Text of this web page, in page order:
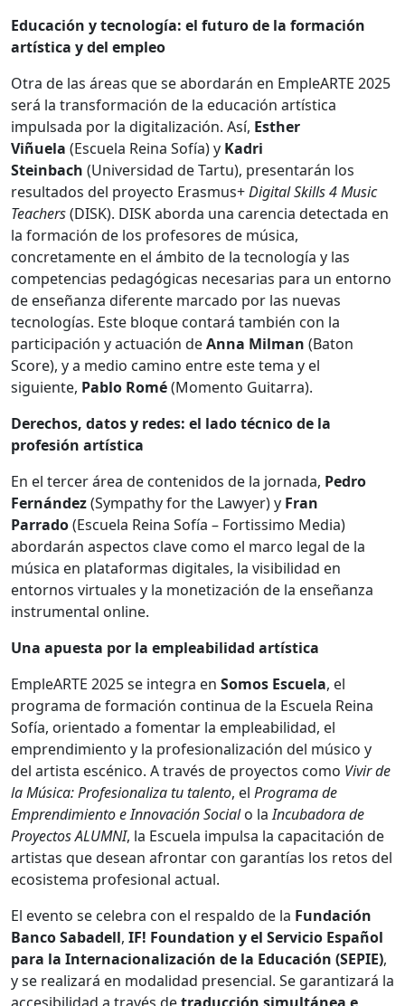
Educación y tecnología: el futuro de la formación
artística y del empleo
Otra de las áreas que se abordarán en EmpleARTE 2025
será la transformación de la educación artística
impulsada por la digitalización. Así, Esther
Viñuela (Escuela Reina Sofía) y Kadri
Steinbach (Universidad de Tartu), presentarán los
resultados del proyecto Erasmus+Digital Skills 4 Music
Teachers(DISK). DISK aborda una carencia detectada en
la formación de los profesores de música,
concretamente en el ámbito de la tecnología y las
competencias pedagógicas necesarias para un entorno
de enseñanza diferente marcado por las nuevas
tecnologías. Este bloque contará también con la
participación y actuación deAnna Milman (Baton
Score), y a medio camino entre este tema y el
siguiente, Pablo Romé(Momento Guitarra).
Derechos, datos y redes: el lado técnico de la
profesión artística
En el tercer área de contenidos de la jornada, Pedro
Fernández(Sympathy for the Lawyer) y Fran
Parrado(Escuela Reina Sofía – Fortissimo Media)
abordarán aspectos clave como el marco legal de la
música en plataformas digitales, la visibilidad en
entornos virtuales y la monetización de la enseñanza
instrumental online.
Una apuesta por la empleabilidad artística
EmpleARTE 2025 se integra en Somos Escuela, el
programa de formación continua de la Escuela Reina
Sofía, orientado a fomentar la empleabilidad, el
emprendimiento y la profesionalización del músico y
del artista escénico. A través de proyectos como Vivir de
la Música: Profesionaliza tu talento, el Programa de
Emprendimiento e Innovación Socialo laIncubadora de
Proyectos ALUMNI, la Escuela impulsa la capacitación de
artistas que desean afrontar con garantías los retos del
ecosistema profesional actual.
El evento se celebra con el respaldo de la Fundación
Banco Sabadell, IF! Foundation y el Servicio Español
para la Internacionalización de la Educación (SEPIE),
y se realizará en modalidad presencial. Se garantizará la